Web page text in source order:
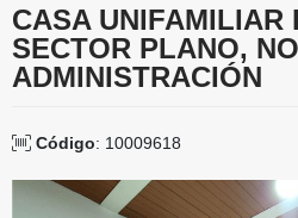
CASA UNIFAMILIAR
SECTOR PLANO,
ADMINISTRACIÓN
Código: 10009618